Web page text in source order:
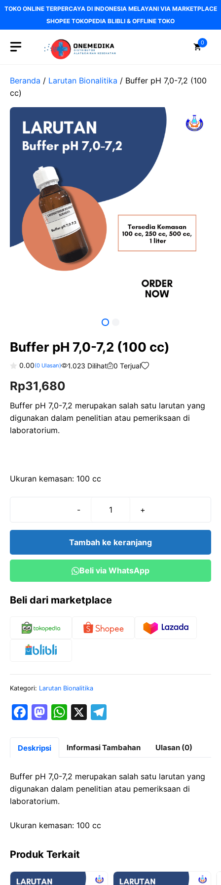
Langsung
isi
TOKO ONLINE TERPERCAYA DI INDONESIA MELAYANI VIA MARKETPLACE
SHOPEE TOKOPEDIA BLIBLI & OFFLINE TOKO
0
Beranda / Larutan Bionalitika / Buffer pH 7,0-7,2 (100
cc)
Buffer pH 7,0-7,2 (100 cc)
o
u
o
f
5
0.00(0Ulasan) 1.023 Dilihat 0 Terjual
Rp31,680
Buffer pH 7,0-7,2 merupakan salah satu larutan yang
digunakan dalam penelitian atau pemeriksaan di
laboratorium.
Ukuran kemasan: 100 cc
-
Kuantitas
pH
(100
+
Tambah ke keranjang
Beli via WhatsApp
Beli dari marketplace
Kategori: Larutan Bionalitika
F
c
b
o
o
k
M
st
d
o
n
W
at
s
A
p
X
e
gr
a
m
Deskripsi Informasi Tambahan Ulasan (0)
Buffer pH 7,0-7,2 merupakan salah satu larutan yang
digunakan dalam penelitian atau pemeriksaan di
laboratorium.
Ukuran kemasan: 100 cc
Produk Terkait